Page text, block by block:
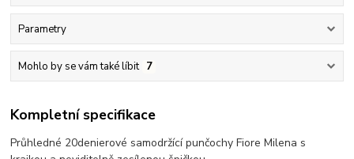
Parametry
Mohlo by se vám také líbit 7
Kompletní specifikace
Průhledné 20denierové samodržící punčochy Fiore Milena s